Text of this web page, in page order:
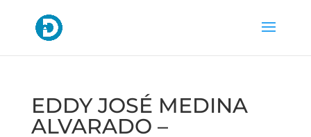
EDDY JOSÉ MEDINA
ALVARADO –